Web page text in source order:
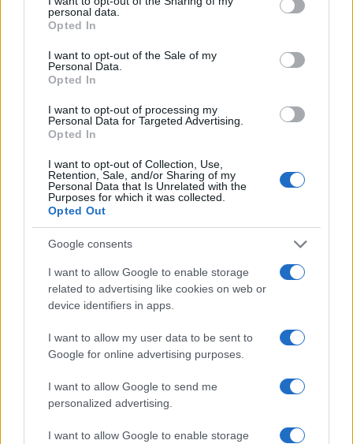
grant or deny consent to Google and its third-party tags to
use your data for below specified purposes in below Google
consent section.
personal data.
Opted In
I want to opt-out of the Sale of my
Personal Data.
Opted In
I want to opt-out of processing my
Personal Data for Targeted Advertising.
Opted In
I want to opt-out of Collection, Use,
Retention, Sale, and/or Sharing of my
Personal Data that Is Unrelated with the
Purposes for which it was collected.
Opted Out
Google consents
I want to allow Google to enable storage
related to advertising like cookies on web or
device identifiers in apps.
I want to allow my user data to be sent to
Google for online advertising purposes.
I want to allow Google to send me
personalized advertising.
I want to allow Google to enable storage
Εταιρείες που υποστηρίζονται από το Πεκίνο
έχουν ήδη ξεκινήσει έργα πολλών
θαλασσινού νερού και αφαλάτωσης στη Βασόρα,
με στόχο τη διατήρηση και την επέκταση της
παραγωγής σε βασικούς τομείς.